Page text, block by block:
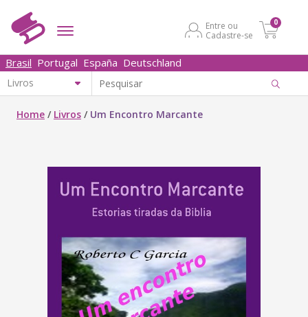
Entre ou
Cadastre-se
0
Brasil Portugal España Deutschland
Home / Livros / Um Encontro Marcante